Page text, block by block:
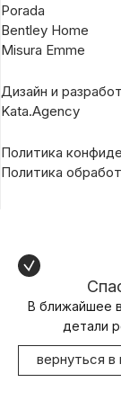
Porada
Bentley Home
Misura Emme
Дизайн и
Kata.Agency
Политика
Политика
В ближайшее
детали
вернуться в